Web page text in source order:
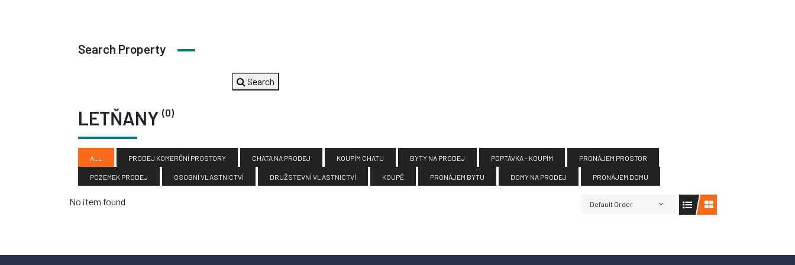
Search Property
Search
LETŇANY (0)
ALL PRODEJ KOMERČNÍ PROSTORY CHATA NA PRODEJ KOUPÍM CHATU BYTY NA PRODEJ POPTÁVKA - KOUPÍM PRONÁJEM PROSTOR
POZEMEK PRODEJ OSOBNÍ VLASTNICTVÍ DRUŽSTEVNÍ VLASTNICTVÍ KOUPĚ PRONÁJEM BYTU DOMY NA PRODEJ PRONÁJEM DOMU
Default Order
No item found